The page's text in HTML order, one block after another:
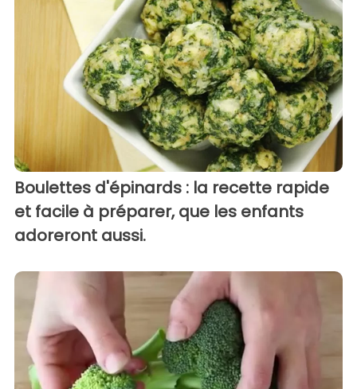
Boulettes d'épinards : la recette rapide
et facile à préparer, que les enfants
adoreront aussi.